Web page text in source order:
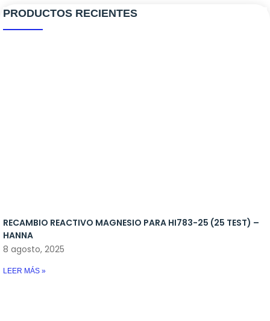
Skymers y reactores
PRODUCTOS RECIENTES
RECAMBIO REACTIVO MAGNESIO PARA HI783-25 (25 TEST) –
HANNA
8 agosto, 2025
LEER MÁS »